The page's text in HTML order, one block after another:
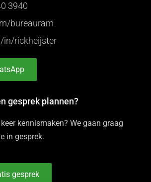
3940
bureauram
in/rickheijster
gesprek plannen?
kennismaken? We gaan graag
in gesprek.
gesprek